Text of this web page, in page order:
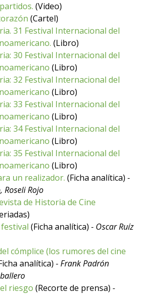
(Video)
(Cartel)
31 Festival Internacional del
(Libro)
30 Festival Internacional del
(Libro)
32 Festival Internacional del
(Libro)
33 Festival Internacional del
(Libro)
34 Festival Internacional del
(Libro)
35 Festival Internacional del
(Libro)
un realizador. (Ficha analítica) -
Roseli Rojo
de Historia de Cine
(Ficha analítica) - Oscar Ruíz
cómplice (los rumores del cine
analítica) - Frank Padrón
riesgo (Recorte de prensa) -